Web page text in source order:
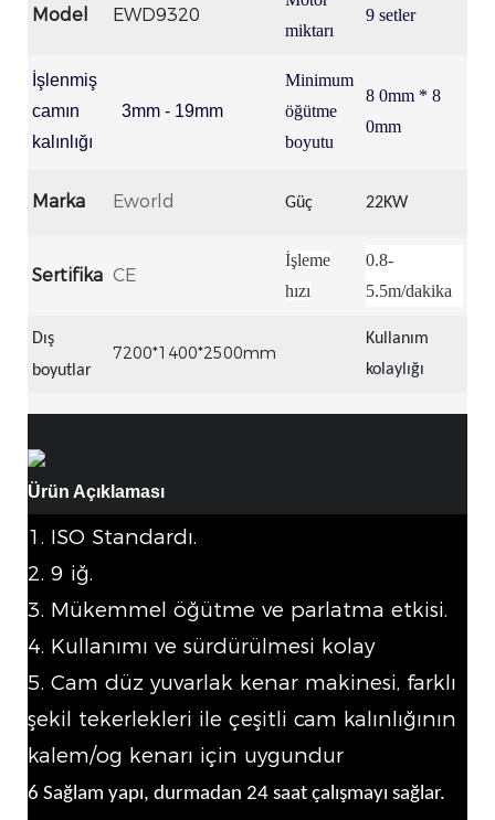
Model EWD9320
miktarı
9 setler
İşlenmiş
camın
kalınlığı
3mm - 19mm
Minimum
öğütme
boyutu
8 0mm * 8
0mm
Marka Eworld Güç 22KW
Sertifika CE
İşleme
hızı
0.8-
5.5m/dakika
Dış
boyutlar
7200*1400*2500mm
Kullanım
kolaylığı
Ürün Açıklaması
1. ISO Standardı.
2. 9 iğ.
3. Mükemmel öğütme ve parlatma etkisi.
4. Kullanımı ve sürdürülmesi kolay
5. Cam düz yuvarlak kenar makinesi, farklı
şekil tekerlekleri ile çeşitli cam kalınlığının
kalem/og kenarı için uygundur
6 Sağlam yapı, durmadan 24 saat çalışmayı sağlar.